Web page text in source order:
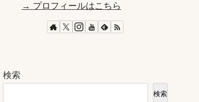
→ プロフィールはこちら
検索
検索